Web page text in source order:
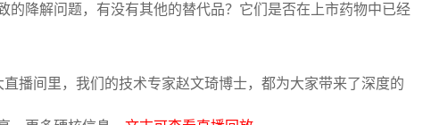
的降解问题，有没有其他的替代品？它们是否在上市药物中已经
播间里，我们的技术专家赵文琦博士，都为大家带来了深度的